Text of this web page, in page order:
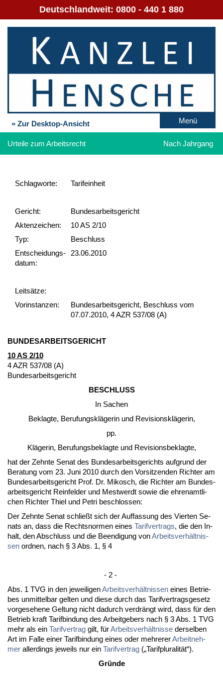
Deutschlandweit: 0800 - 440 1 880
» Zur Desktop-Ansicht Menü
Urteile zum Arbeitsrecht Nach Jahrgang
Schlag­worte: Tarifeinheit
Gericht:
Bundesarbeitsgericht
Akten­zeichen:
10 AS 2/10
Typ:
Beschluss
Ent­scheid­ungs­
datum:
23.06.2010
Leit­sätze:
Vor­ins­tan­zen:
Bundesarbeitsgericht, Beschluss vom
07.07.2010, 4 AZR 537/08 (A)
BUN­DES­AR­BEITS­GERICHT
10 AS 2/10
4 AZR 537/08 (A)
Bun­des­ar­beits­ge­richt
BESCHLUSS
In Sa­chen
Be­klag­te, Be­ru­fungskläge­rin und Re­vi­si­onskläge­rin,
pp.
Kläge­rin, Be­ru­fungs­be­klag­te und Re­vi­si­ons­be­klag­te,
hat der Zehn­te Se­nat des Bun­des­ar­beits­ge­richts auf­grund der
Be­ra­tung vom 23. Ju­ni 2010 durch den Vor­sit­zen­den Rich­ter am
Bun­des­ar­beits­ge­richt Prof. Dr. Mi­kosch, die Rich­ter am Bun­des­
ar­beits­ge­richt Rein­fel­der und Mest­werdt so­wie die eh­ren­amt­li­
chen Rich­ter Thiel und Pe­tri be­schlos­sen:
Der Zehn­te Se­nat schließt sich der Auf­fas­sung des Vier­ten Se­
nats an, dass die Rechts­nor­men ei­nes Ta­rif­ver­trags, die den In­
halt, den Ab­schluss und die Be­en­di­gung vonAr­beits­verhält­nis­
sen ord­nen, nach § 3 Abs. 1, § 4
- 2 -
Abs. 1 TVG in den je­wei­li­genAr­beits­verhält­nis­sen ei­nes Be­trie­
bes un­mit­tel­bar gel­ten und die­se durch das Ta­rif­ver­trags­ge­setz
vor­ge­se­he­ne Gel­tung nicht da­durch ver­drängt wird, dass für den
Be­trieb kraft Ta­rif­bin­dung des Ar­beit­ge­bers nach § 3 Abs. 1 TVG
mehr als ein Ta­rif­ver­trag gilt, fürAr­beits­verhält­nis­se der­sel­ben
Art im Fal­le ei­ner Ta­rif­bin­dung ei­nes oder meh­re­rerAr­beit­neh­
mer al­ler­dings je­weils nur ein Ta­rif­ver­trag („Ta­rifp­lu­ra­lität“).
Gründe